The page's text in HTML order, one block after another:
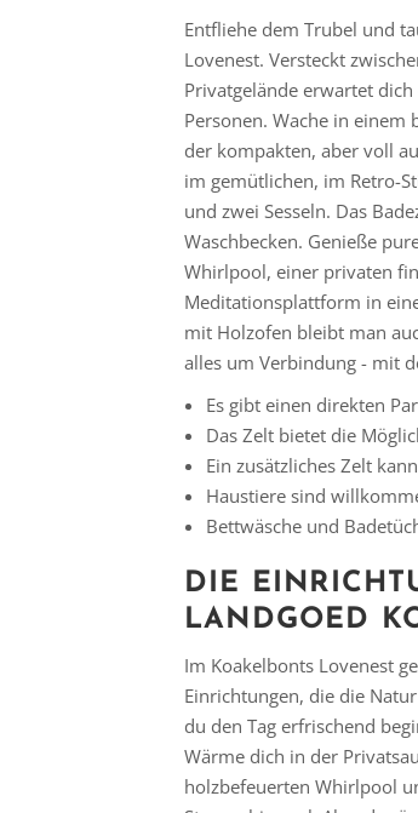
Entfliehe dem Trubel und
Lovenest. Versteckt
Privatgelände erwartet
Personen. Wache in einem
der kompakten, aber voll
im gemütlichen, im Retro-
und zwei Sesseln. Das
Waschbecken. Genieße
Whirlpool, einer privaten
Meditationsplattform in
mit Holzofen bleibt man
alles um Verbindung - mit
Es gibt einen direkten
Das Zelt bietet die
Ein zusätzliches Zelt
Haustiere sind
Bettwäsche und
DIE
LANDGOED
Im Koakelbonts Lovenest
Einrichtungen, die die
du den Tag erfrischend
Wärme dich in der
holzbefeuerten Whirlpool